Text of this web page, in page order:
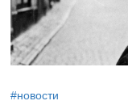
#новости